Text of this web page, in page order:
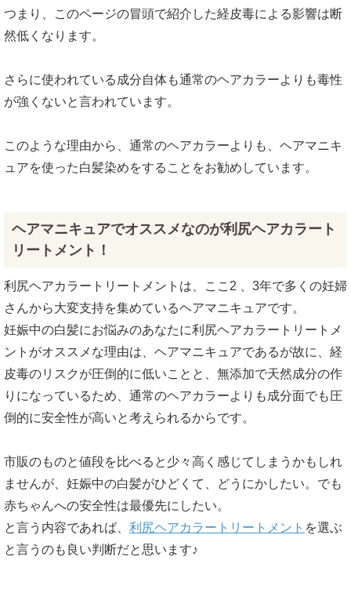
つまり、このページの冒頭で紹介した経皮毒による影響は断
然低くなります。
さらに使われている成分自体も通常のヘアカラーよりも毒性
が強くないと言われています。
このような理由から、通常のヘアカラーよりも、ヘアマニキ
ュアを使った白髪染めをすることをお勧めしています。
ヘアマニキュアでオススメなのが利尻ヘアカラート
リートメント！
利尻ヘアカラートリートメントは、ここ2 、3年で多くの妊婦
さんから大変支持を集めているヘアマニキュアです。
妊娠中の白髪にお悩みのあなたに利尻ヘアカラートリートメ
ントがオススメな理由は、ヘアマニキュアであるが故に、経
皮毒のリスクが圧倒的に低いことと、無添加で天然成分の作
りになっているため、通常のヘアカラーよりも成分面でも圧
倒的に安全性が高いと考えられるからです。
市販のものと値段を比べると少々高く感じてしまうかもしれ
ませんが、妊娠中の白髪がひどくて、どうにかしたい。でも
赤ちゃんへの安全性は最優先にしたい。
と言う内容であれば、 利尻ヘアカラートリートメント を選ぶ
と言うのも良い判断だと思います♪